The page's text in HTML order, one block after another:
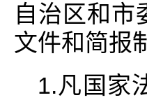
自治区和市
文件和简报
1.凡国家